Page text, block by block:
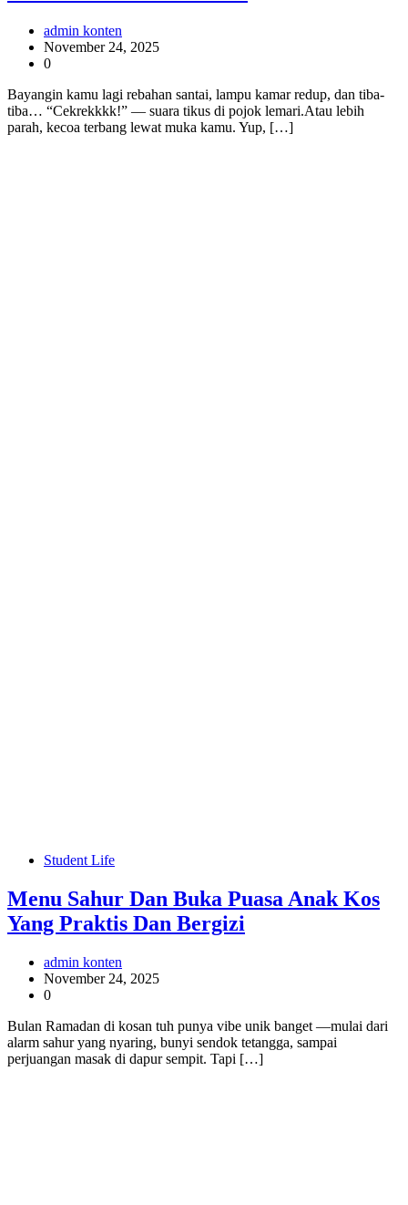
admin konten
November 24, 2025
0
Bayangin kamu lagi rebahan santai, lampu kamar redup, dan tiba-
tiba… “Cekrekkkk!” — suara tikus di pojok lemari.Atau lebih
parah, kecoa terbang lewat muka kamu. Yup, […]
Student Life
Menu Sahur Dan Buka Puasa Anak Kos
Yang Praktis Dan Bergizi
admin konten
November 24, 2025
0
Bulan Ramadan di kosan tuh punya vibe unik banget —mulai dari
alarm sahur yang nyaring, bunyi sendok tetangga, sampai
perjuangan masak di dapur sempit. Tapi […]